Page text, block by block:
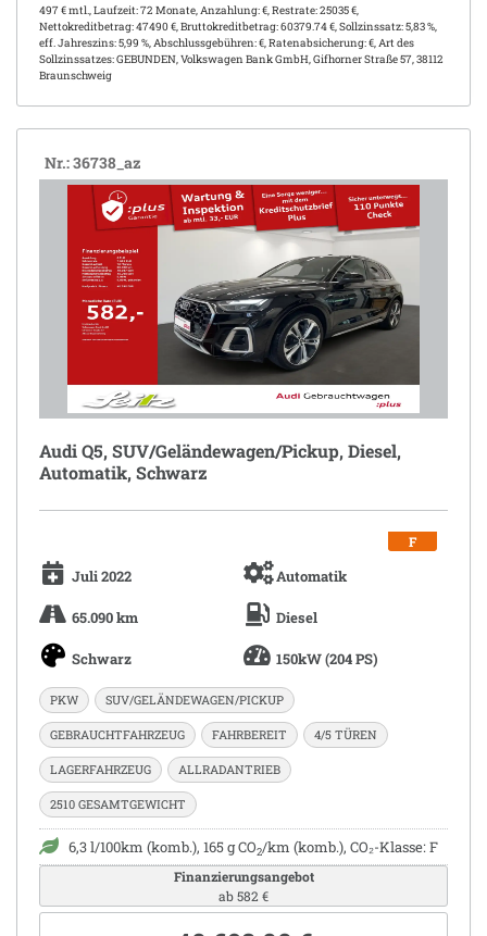
497 € mtl., Laufzeit: 72 Monate, Anzahlung: €, Restrate: 25035 €,
Nettokreditbetrag: 47490 €, Bruttokreditbetrag: 60379.74 €, Sollzinssatz: 5,83 %,
eff. Jahreszins: 5,99 %, Abschlussgebühren: €, Ratenabsicherung: €, Art des
Sollzinssatzes: GEBUNDEN, Volkswagen Bank GmbH, Gifhorner Straße 57, 38112
Braunschweig
Nr.: 36738_az
Audi Q5, SUV/Geländewagen/Pickup, Diesel,
Automatik, Schwarz
Juli 2022 Automatik
65.090 km Diesel
Schwarz 150kW (204 PS)
F
PKW SUV/GELÄNDEWAGEN/PICKUP
GEBRAUCHTFAHRZEUG FAHRBEREIT 4/5 TÜREN
LAGERFAHRZEUG ALLRADANTRIEB
2510 GESAMTGEWICHT
6,3 l/100km (komb.), 165 g CO2/km (komb.), CO₂-Klasse: F
Finanzierungsangebot
ab 582 €